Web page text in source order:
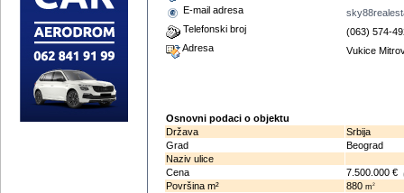
E-mail adresa
Telefonski broj
(063) 574-
Adresa
Vukice
Osnovni podaci o objektu
Država
Srbija
Grad
Beograd
Naziv ulice
Cena
7.500.000 €
Površina m² 880 m2